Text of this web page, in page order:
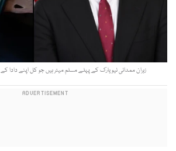
زہران ممدانی نیویارک کے پہلے مسلم میئر ہیں جو کل اپنے دادا